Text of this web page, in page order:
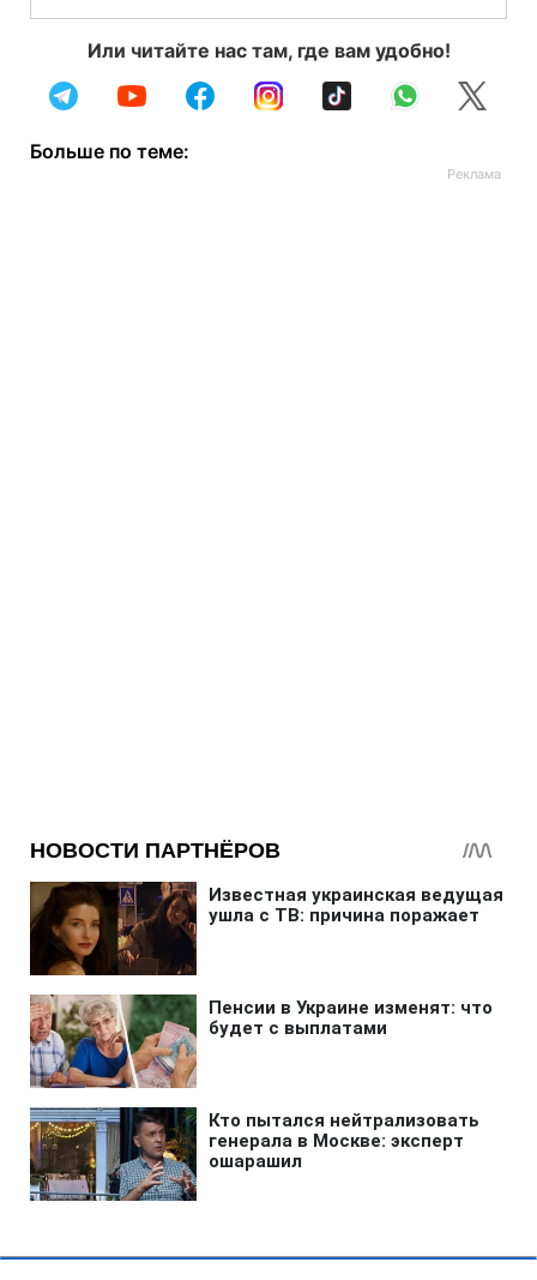
Или читайте нас там, где вам удобно!
Больше по теме: